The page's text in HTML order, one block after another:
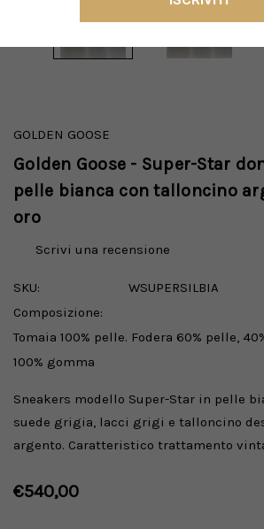
GOLDEN GOOSE
Golden Goose - Super-Star
pelle bianca con talloncino
oro
Scrivi una recensione
SKU:
WSUPERSILBIA
Composizione:
Tomaia 100% pelle. Fodera 60% pelle,
100% gomma
Sneakers modello Super-Star in pelle
suede grigia, lacci grigi e talloncino
argento. Caratteristico trattamento
€540,00